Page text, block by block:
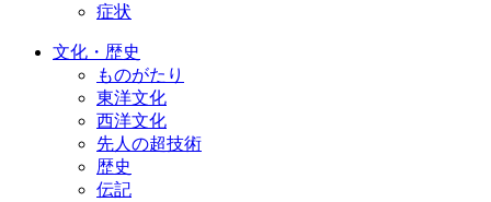
症状
文化・歴史
ものがたり
東洋文化
西洋文化
先人の超技術
歴史
伝記